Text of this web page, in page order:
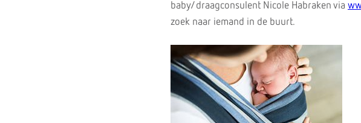
baby/draagconsulent Nicole Habraken via
zoek naar iemand in de buurt.